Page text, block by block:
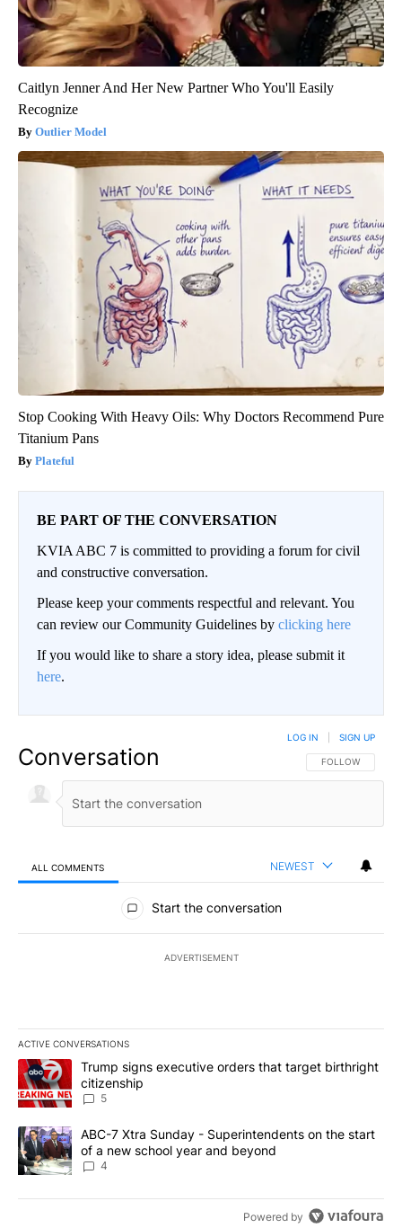
Caitlyn Jenner And Her New Partner Who You'll Easily
Recognize
Outlier Model
Stop Cooking With Heavy Oils: Why Doctors Recommend Pure
Titanium Pans
Plateful
BE PART OF THE CONVERSATION
KVIA ABC 7 is committed to providing a forum for civil
and constructive conversation.
Please keep your comments respectful and relevant. You
can review our Community Guidelines by clicking here
If you would like to share a story idea, please submit it
here.
Conversation FOLLOW THIS
FOLLOW
LOG IN SIGN UP
ALL COMMENTS NEWEST
All Comments
Start the conversation
ADVERTISEMENT
ACTIVE CONVERSATIONS
The following is a list of the most commented articles in the last
A trending article titled "Trump signs executive orders that
Trump signs executive orders that target birthright
citizenship
5
A trending article titled "ABC-7 Xtra Sunday - Superintendents
ABC-7 Xtra Sunday - Superintendents on the start
of a new school year and beyond
4
Powered by